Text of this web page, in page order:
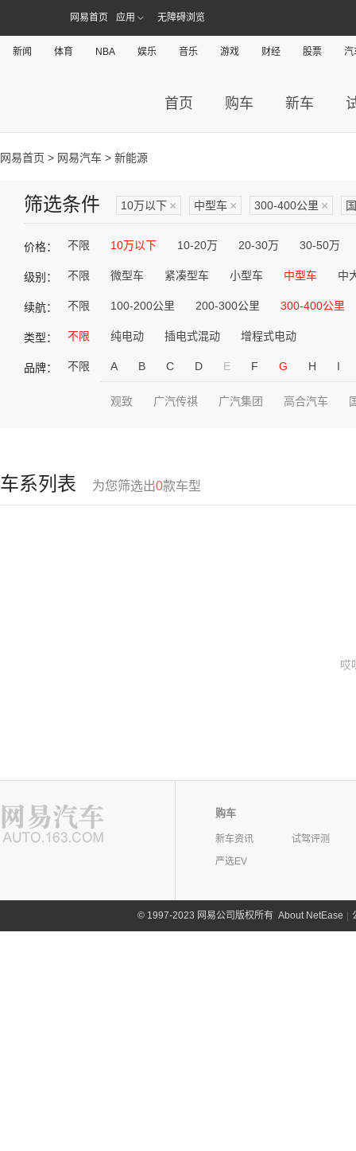
网易首页 应用 无障碍浏览
新闻 体育 NBA 娱乐 音乐 游戏 财经 股票 汽
首页 购车 新车
网易首页 > 网易汽车 > 新能源
筛选条件 10万以下 × 中型车 × 300-400公里 ×
价格： 不限 10万以下 10-20万 20-30万 30-50万
级别： 不限 微型车 紧凑型车 小型车 中型车 中
续航： 不限 100-200公里 200-300公里 300-400公里
类型： 不限 纯电动 插电式混动 增程式电动
品牌： 不限 A B C D E F G H I
观致 广汽传祺 广汽集团 高合汽车
车系列表 为您筛选出0款车型
哎
购车
新车资讯
试驾评测
严选EV
©1997-2023 网易公司版权所有 About NetEase